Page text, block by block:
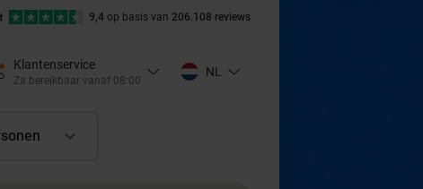
9,4 op basis van 206.108 reviews
Klantenservice
Za bereikbaar vanaf 08:00
NL